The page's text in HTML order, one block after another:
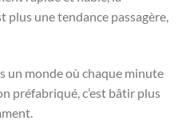
plus une tendance passagère,
un monde où chaque minute
préfabriqué, c’est bâtir plus